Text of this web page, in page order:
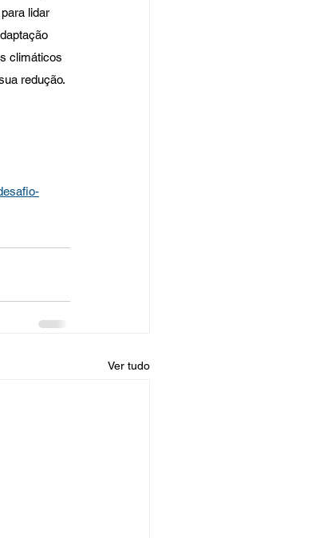
lidar
climáticos
redução.
Ver tudo